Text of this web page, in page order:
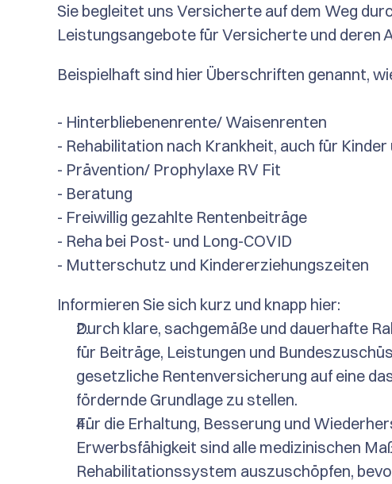
Sie begleitet uns Versicherte auf dem Weg
Leistungsangebote für Versicherte und deren
Beispielhaft sind hier Überschriften genannt,
- Hinterbliebenenrente/ Waisenrenten
- Rehabilitation nach Krankheit, auch für Kinder
- Prävention/ Prophylaxe RV Fit
- Beratung
- Freiwillig gezahlte Rentenbeiträge
- Reha bei Post- und Long-COVID
- Mutterschutz und Kindererziehungszeiten
Informieren Sie sich kurz und knapp hier:
Durch klare, sachgemäße und dauerhafte
für Beiträge, Leistungen und
gesetzliche Rentenversicherung auf eine
fördernde Grundlage zu stellen.
Für die Erhaltung, Besserung und
Erwerbsfähigkeit sind alle medizinischen
Rehabilitationssystem auszuschöpfen,